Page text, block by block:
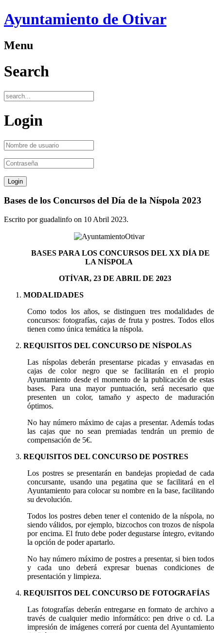
Ayuntamiento de Otivar
Menu
Search
Login
Bases de los Concursos del Día de la Níspola 2023
Escrito por guadalinfo on 10 Abril 2023.
BASES PARA LOS CONCURSOS DEL XX DÍA DE
LA NÍSPOLA
OTÍVAR, 23 DE ABRIL DE 2023
MODALIDADES
Como todos los años, se distinguen tres modalidades de
concursos: fotografías, cajas de fruta y postres. Todos ellos
tienen como única temática la níspola.
REQUISITOS DEL CONCURSO DE NÍSPOLAS
Las níspolas deberán presentarse picadas y envasadas en
cajas de color negro que se facilitarán en el propio
Ayuntamiento desde el momento de la publicación de estas
bases. Para una mayor puntuación, será necesario que
presenten un color, tamaño y aspecto de maduración
óptimos.
No hay número máximo de cajas a presentar. Además todas
las cajas que no sean premiadas tendrán un premio de
compensación de 5€.
REQUISITOS DEL CONCURSO DE POSTRES
Los postres se presentarán en bandejas propiedad de cada
concursante, usando una pegatina que se facilitará en el
Ayuntamiento para colocar su nombre en la base, facilitando
su devolución.
Todos los postres deben tener el contenido de la níspola, no
siendo válidos, por ejemplo, bizcochos con trozos de níspola
por encima. El fruto debe poder degustarse íntegro, evitando
la opción de poder apartarlo.
No hay número máximo de postres a presentar, si bien todos
y cada uno deberá expresar buenas condiciones de
presentación y limpieza.
REQUISITOS DEL CONCURSO DE FOTOGRAFÍAS
Las fotografías deberán entregarse en formato de archivo a
través de cualquier medio informático: pen drive o cd. La
impresión de imágenes correrá por cuenta del Ayuntamiento